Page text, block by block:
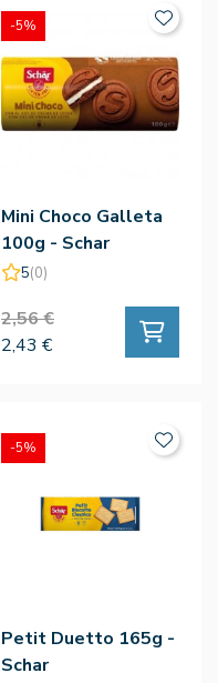
Mini Choco Galleta
100g - Schar
5(0)
2,56 €
2,43 €
-5%
Petit Duetto 165g -
Schar
-5%